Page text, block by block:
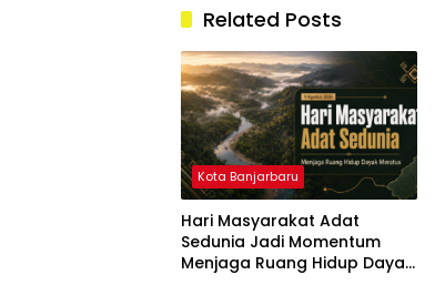
Related Posts
Kota Banjarbaru
Hari Masyarakat Adat
Sedunia Jadi Momentum
Menjaga Ruang Hidup Dayak